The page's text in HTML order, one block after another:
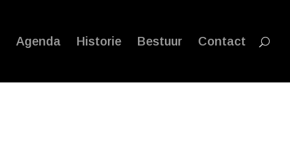
Agenda Historie Bestuur Contact